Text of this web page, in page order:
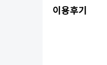
이용후기